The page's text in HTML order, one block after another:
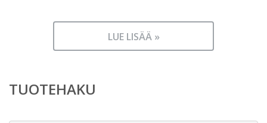
LUE LISÄÄ »
TUOTEHAKU